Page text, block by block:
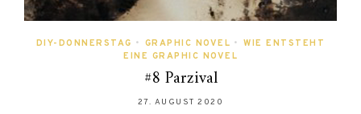
DIY-DONNERSTAG • GRAPHIC NOVEL • WIE ENTSTEHT
EINE GRAPHIC NOVEL
#8 Parzival
27. AUGUST 2020